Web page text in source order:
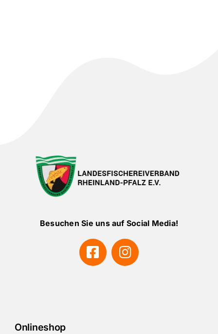
Besuchen Sie uns auf Social Media!
Onlineshop